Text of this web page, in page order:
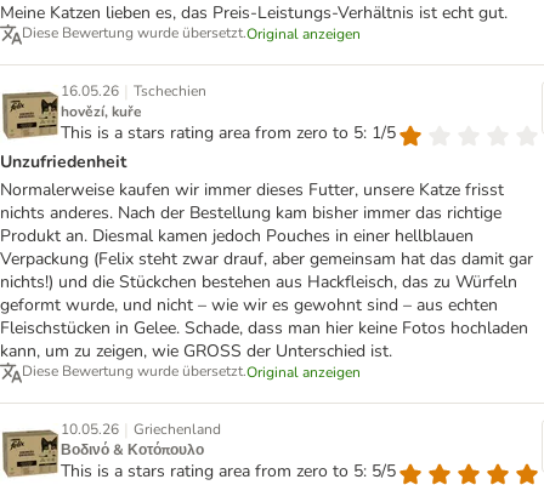
Meine Katzen lieben es, das Preis-Leistungs-Verhältnis ist echt gut.
Diese Bewertung wurde übersetzt.Original anzeigen
16.05.26 | Tschechien
hovězí, kuře
This is a stars rating area from zero to 5: 1/5
Unzufriedenheit
Normalerweise kaufen wir immer dieses Futter, unsere Katze frisst
nichts anderes. Nach der Bestellung kam bisher immer das richtige
Produkt an. Diesmal kamen jedoch Pouches in einer hellblauen
Verpackung (Felix steht zwar drauf, aber gemeinsam hat das damit gar
nichts!) und die Stückchen bestehen aus Hackfleisch, das zu Würfeln
geformt wurde, und nicht – wie wir es gewohnt sind – aus echten
Fleischstücken in Gelee. Schade, dass man hier keine Fotos hochladen
kann, um zu zeigen, wie GROSS der Unterschied ist.
Diese Bewertung wurde übersetzt.Original anzeigen
10.05.26 | Griechenland
Βοδινό & Κοτόπουλο
This is a stars rating area from zero to 5: 5/5